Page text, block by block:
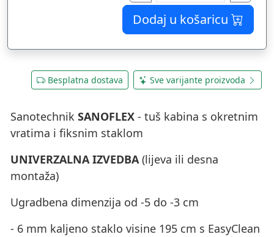
Dodaj u košaricu
Besplatna dostava Sve varijante proizvoda
Sanotechnik SANOFLEX - tuš kabina s okretnim
vratima i fiksnim staklom
UNIVERZALNA IZVEDBA(lijeva ili desna
montaža)
Ugradbena dimenzija od -5 do -3 cm
- 6 mm kaljeno staklo visine 195 cm s EasyClean